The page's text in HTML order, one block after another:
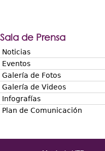
Sala de Prensa
Noticias
Eventos
Galería de Fotos
Galería de Videos
Infografías
Plan de Comunicación